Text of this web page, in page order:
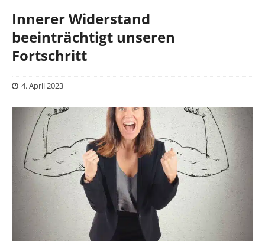
Innerer Widerstand
beeinträchtigt unseren
Fortschritt
4. April 2023